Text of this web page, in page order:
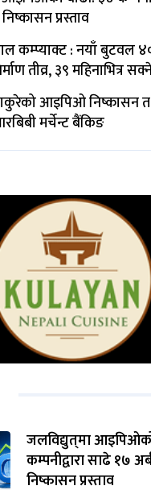
प्रस्ताव
कम्प्याक्ट : नयाँ बुटवल
तीव्र, ३९ महिनाभित्र
आइपिओ निष्कासन
मर्चेन्ट बैंकिङ
जलविद्युत्‌मा
कम्पनीद्वारा साढे १७
निष्कासन प्रस्ताव